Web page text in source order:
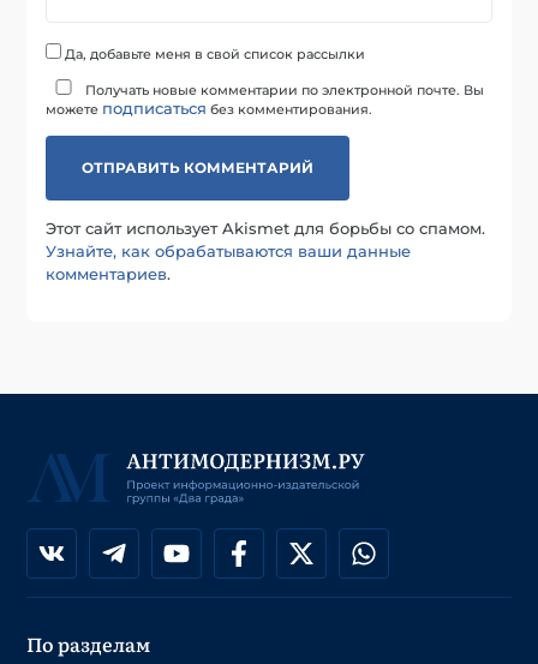
Да, добавьте меня в свой список рассылки
Получать новые комментарии по электронной почте. Вы
можете подписаться без комментирования.
Этот сайт использует Akismet для борьбы со спамом.
Узнайте, как обрабатываются ваши данные
комментариев.
По разделам